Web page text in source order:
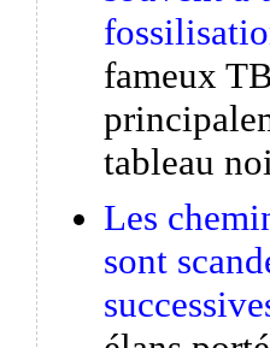
fameux
tableau
Les
sont